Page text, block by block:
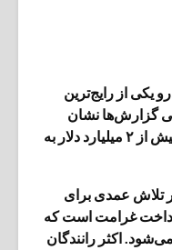
یکی از رایج‌ترین
گزارش‌ها نشان
می‌دهد این نوع کلاهبرداری سالانه بیش از ۲ میلیارد دلار به
تلاش عمدی برای
غرامت است که
اکثر رانندگان